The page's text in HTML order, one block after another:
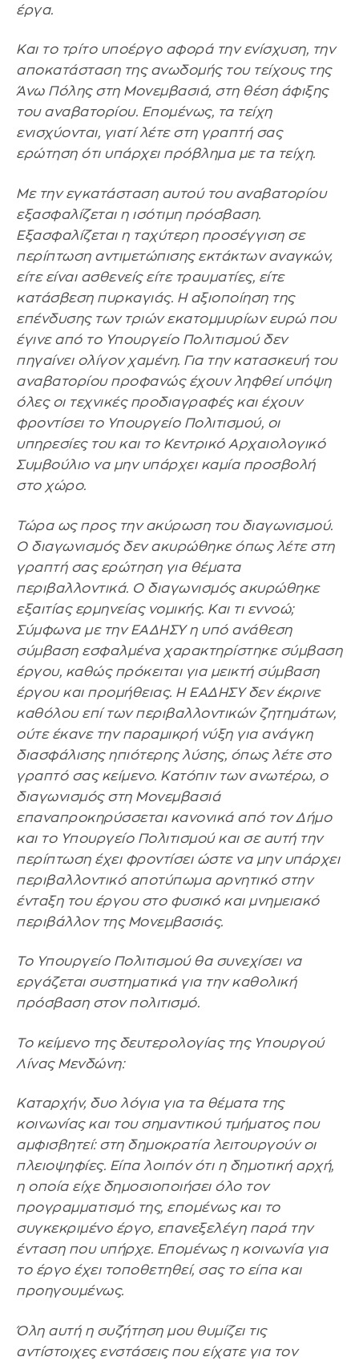
έργα.
Και το τρίτο υποέργο αφορά την ενίσχυση, την
αποκατάσταση της ανωδομής του τείχους της
Άνω Πόλης στη Μονεμβασιά, στη θέση άφιξης
του αναβατορίου. Επομένως, τα τείχη
ενισχύονται, γιατί λέτε στη γραπτή σας
ερώτηση ότι υπάρχει πρόβλημα με τα τείχη.
Με την εγκατάσταση αυτού του αναβατορίου
εξασφαλίζεται η ισότιμη πρόσβαση.
Εξασφαλίζεται η ταχύτερη προσέγγιση σε
περίπτωση αντιμετώπισης εκτάκτων αναγκών,
είτε είναι ασθενείς είτε τραυματίες, είτε
κατάσβεση πυρκαγιάς. Η αξιοποίηση της
επένδυσης των τριών εκατομμυρίων ευρώ που
έγινε από το Υπουργείο Πολιτισμού δεν
πηγαίνει ολίγον χαμένη. Για την κατασκευή του
αναβατορίου προφανώς έχουν ληφθεί υπόψη
όλες οι τεχνικές προδιαγραφές και έχουν
φροντίσει το Υπουργείο Πολιτισμού, οι
υπηρεσίες του και το Κεντρικό Αρχαιολογικό
Συμβούλιο να μην υπάρχει καμία προσβολή
στο χώρο.
Τώρα ως προς την ακύρωση του διαγωνισμού.
Ο διαγωνισμός δεν ακυρώθηκε όπως λέτε στη
γραπτή σας ερώτηση για θέματα
περιβαλλοντικά. Ο διαγωνισμός ακυρώθηκε
εξαιτίας ερμηνείας νομικής. Και τι εννοώ;
Σύμφωνα με την ΕΑΔΗΣΥ η υπό ανάθεση
σύμβαση εσφαλμένα χαρακτηρίστηκε σύμβαση
έργου, καθώς πρόκειται για μεικτή σύμβαση
έργου και προμήθειας. Η ΕΑΔΗΣΥ δεν έκρινε
καθόλου επί των περιβαλλοντικών ζητημάτων,
ούτε έκανε την παραμικρή νύξη για ανάγκη
διασφάλισης ηπιότερης λύσης, όπως λέτε στο
γραπτό σας κείμενο. Κατόπιν των ανωτέρω, ο
διαγωνισμός στη Μονεμβασιά
επαναπροκηρύσσεται κανονικά από τον Δήμο
και το Υπουργείο Πολιτισμού και σε αυτή την
περίπτωση έχει φροντίσει ώστε να μην υπάρχει
περιβαλλοντικό αποτύπωμα αρνητικό στην
ένταξη του έργου στο φυσικό και μνημειακό
περιβάλλον της Μονεμβασιάς.
Το Υπουργείο Πολιτισμού θα συνεχίσει να
εργάζεται συστηματικά για την καθολική
πρόσβαση στον πολιτισμό.
Το κείμενο της δευτερολογίας της Υπουργού
Λίνας Μενδώνη:
Καταρχήν, δυο λόγια για τα θέματα της
κοινωνίας και του σημαντικού τμήματος που
αμφισβητεί: στη δημοκρατία λειτουργούν οι
πλειοψηφίες. Είπα λοιπόν ότι η δημοτική αρχή,
η οποία είχε δημοσιοποιήσει όλο τον
προγραμματισμό της, επομένως και το
συγκεκριμένο έργο, επανεξελέγη παρά την
ένταση που υπήρχε. Επομένως η κοινωνία για
το έργο έχει τοποθετηθεί, σας το είπα και
προηγουμένως.
Όλη αυτή η συζήτηση μου θυμίζει τις
αντίστοιχες ενστάσεις που είχατε για τον